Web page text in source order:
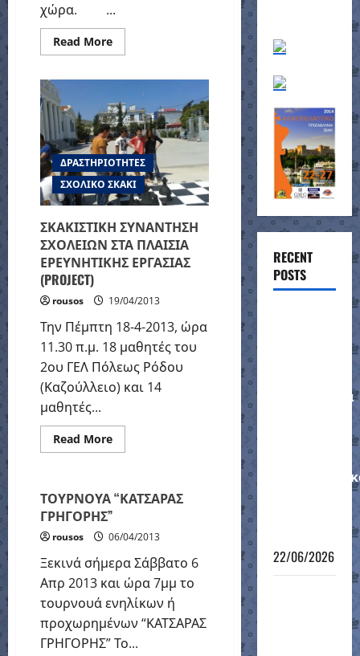
χώρα. ...
Read MoreRead
more
ΔΡΑΣΤΗΡΙΟΤΗΤΕΣ
ΣΧΟΛΙΚΟ ΣΚΑΚΙ
ΣΚΑΚΙΣΤΙΚΗ ΣΥΝΑΝΤΗΣΗ
ΣΧΟΛΕΙΩΝ ΣΤΑ ΠΛΑΙΣΙΑ
ΕΡΕΥΝΗΤΙΚΗΣ ΕΡΓΑΣΙΑΣ
(PROJECT)
rousos 19/04/2013
Την Πέμπτη 18-4-2013, ώρα
11.30 π.μ. 18 μαθητές του
2ου ΓΕΛ Πόλεως Ρόδου
(Καζούλλειο) και 14
μαθητές...
Read MoreRead
more
ΣΧΟΛΕΙΩΝ
ΣΤΑ
ΠΛΑΙΣΙΑ
ΕΡΓΑΣΙΑΣ
ΕΠΙΣΗΜΑ
ΠΡΩΤΑΘΛΗΜΑΤΑ
ΤΟΥΡΝΟΥΑ “ΚΑΤΣΑΡΑΣ
ΓΡΗΓΟΡΗΣ”
rousos 06/04/2013
Ξεκινά σήμερα Σάββατο 6
Απρ 2013 και ώρα 7μμ το
τουρνουά ενηλίκων ή
προχωρημένων “ΚΑΤΣΑΡΑΣ
ΓΡΗΓΟΡΗΣ” Το...
RECENT
POSTS
αποτέλεσμα
22/06/2026
Πανελλήνιο